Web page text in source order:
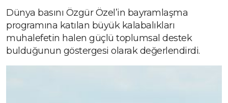
Dünya basını Özgür Özel’in bayramlaşma
programına katılan büyük kalabalıkları
muhalefetin halen güçlü toplumsal destek
bulduğunun göstergesi olarak değerlendirdi.